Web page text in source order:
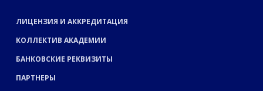
ЛИЦЕНЗИЯ И АККРЕДИТАЦИЯ
КОЛЛЕКТИВ АКАДЕМИИ
БАНКОВСКИЕ РЕКВИЗИТЫ
ПАРТНЕРЫ